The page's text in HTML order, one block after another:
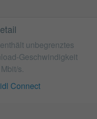
unbegrenztes
Geschwindigkeit
s.
Connect